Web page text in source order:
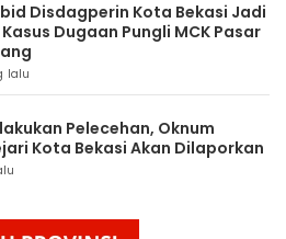
Disdagperin Kota Bekasi Jadi
Dugaan Pungli MCK Pasar
lalu
Pelecehan, Oknum
Kota Bekasi Akan Dilaporkan